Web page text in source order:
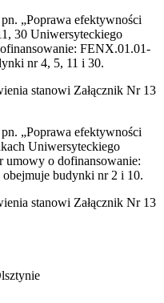
„Poprawa efektywności
30 Uniwersyteckiego
FENX.01.01-
nr 4, 5, 11 i 30.
stanowi Załącznik Nr 13
„Poprawa efektywności
Uniwersyteckiego
umowy o dofinansowanie:
budynki nr 2 i 10.
stanowi Załącznik Nr 13